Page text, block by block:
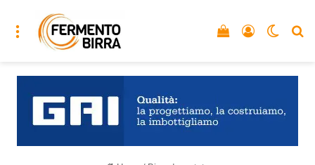
Menu Accedi
Vedi il carrello